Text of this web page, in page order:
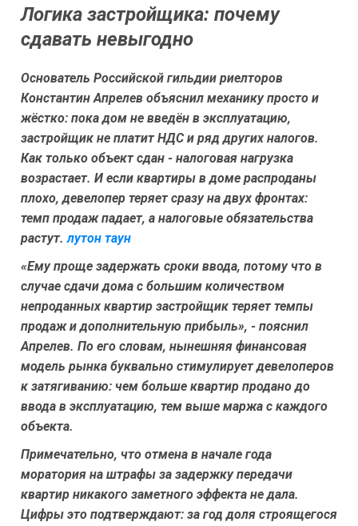
Логика застройщика: почему
сдавать невыгодно
Основатель Российской гильдии риелторов
Константин Апрелев объяснил механику просто и
жёстко: пока дом не введён в эксплуатацию,
застройщик не платит НДС и ряд других налогов.
Как только объект сдан - налоговая нагрузка
возрастает. И если квартиры в доме распроданы
плохо, девелопер теряет сразу на двух фронтах:
темп продаж падает, а налоговые обязательства
растут.лутон таун
«Ему проще задержать сроки ввода, потому что в
случае сдачи дома с большим количеством
непроданных квартир застройщик теряет темпы
продаж и дополнительную прибыль», - пояснил
Апрелев. По его словам, нынешняя финансовая
модель рынка буквально стимулирует девелоперов
к затягиванию: чем больше квартир проданодо
ввода в эксплуатацию, тем выше маржа с каждого
объекта.
Примечательно, что отмена в начале года
моратория на штрафы за задержку передачи
квартир никакого заметного эффекта не дала.
Цифры это подтверждают: за год доля строящегося